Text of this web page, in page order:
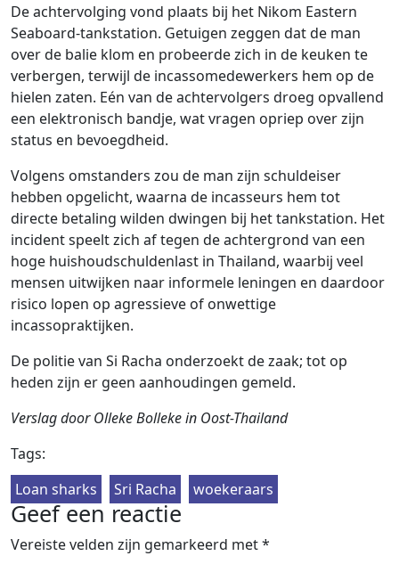
De achtervolging vond plaats bij het Nikom Eastern
Seaboard-tankstation. Getuigen zeggen dat de man
over de balie klom en probeerde zich in de keuken te
verbergen, terwijl de incassomedewerkers hem op de
hielen zaten. Eén van de achtervolgers droeg opvallend
een elektronisch bandje, wat vragen opriep over zijn
status en bevoegdheid.
Volgens omstanders zou de man zijn schuldeiser
hebben opgelicht, waarna de incasseurs hem tot
directe betaling wilden dwingen bij het tankstation. Het
incident speelt zich af tegen de achtergrond van een
hoge huishoudschuldenlast in Thailand, waarbij veel
mensen uitwijken naar informele leningen en daardoor
risico lopen op agressieve of onwettige
incassopraktijken.
De politie van Si Racha onderzoekt de zaak; tot op
heden zijn er geen aanhoudingen gemeld.
Verslag door Olleke Bolleke in Oost-Thailand
Tags:
Loan sharks
Sri Racha woekeraars
Geef een reactie
Vereiste velden zijn gemarkeerd met*